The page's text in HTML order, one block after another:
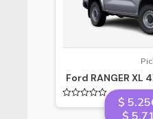
Ford RANGER
$
$